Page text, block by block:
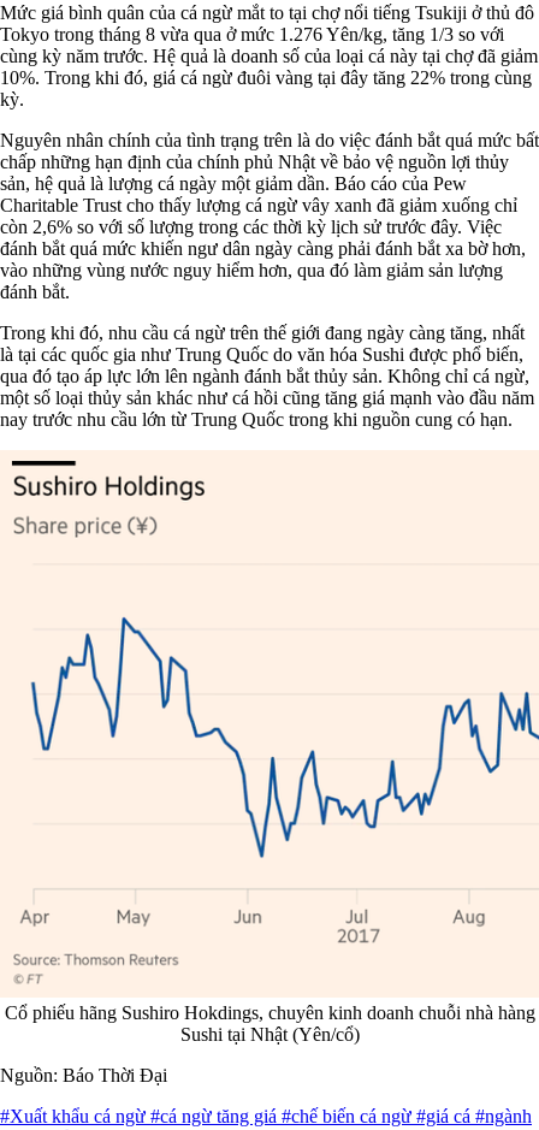
Mức giá bình quân của cá ngừ mắt to tại chợ nổi tiếng Tsukiji ở thủ đô
Tokyo trong tháng 8 vừa qua ở mức 1.276 Yên/kg, tăng 1/3 so với
cùng kỳ năm trước. Hệ quả là doanh số của loại cá này tại chợ đã giảm
10%. Trong khi đó, giá cá ngừ đuôi vàng tại đây tăng 22% trong cùng
kỳ.
Nguyên nhân chính của tình trạng trên là do việc đánh bắt quá mức bất
chấp những hạn định của chính phủ Nhật về bảo vệ nguồn lợi thủy
sản, hệ quả là lượng cá ngày một giảm dần. Báo cáo của Pew
Charitable Trust cho thấy lượng cá ngừ vây xanh đã giảm xuống chỉ
còn 2,6% so với số lượng trong các thời kỳ lịch sử trước đây. Việc
đánh bắt quá mức khiến ngư dân ngày càng phải đánh bắt xa bờ hơn,
vào những vùng nước nguy hiểm hơn, qua đó làm giảm sản lượng
đánh bắt.
Trong khi đó, nhu cầu cá ngừ trên thế giới đang ngày càng tăng, nhất
là tại các quốc gia như Trung Quốc do văn hóa Sushi được phổ biến,
qua đó tạo áp lực lớn lên ngành đánh bắt thủy sản. Không chỉ cá ngừ,
một số loại thủy sản khác như cá hồi cũng tăng giá mạnh vào đầu năm
nay trước nhu cầu lớn từ Trung Quốc trong khi nguồn cung có hạn.
Cổ phiếu hãng Sushiro Hokdings, chuyên kinh doanh chuỗi nhà hàng
Sushi tại Nhật (Yên/cổ)
Nguồn: Báo Thời Đại
#Xuất khẩu cá ngừ #cá ngừ tăng giá #chế biến cá ngừ #giá cá #ngành